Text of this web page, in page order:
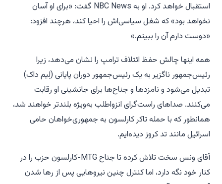
استقبال خواهد کرد. او به NBC News گفت: «برای او آسان
نخواهد بود» که شغل سیاسی‌اش را احیا کند، هرچند افزود:
«دوست دارم آن را ببینم.»
همه اینها چالش حفظ ائتلاف ترامپ را نشان می‌دهد، زیرا
رئیس‌جمهور ناگزیر به یک رئیس‌جمهور دوران پایانی (لِیم داک)
تبدیل می‌شود و نامزدها و جناح‌ها برای جانشینی او رقابت
می‌کنند. صداهای راست‌گرای انزواطلب به‌ویژه بلندتر خواهند شد،
همانطور که با حمله تاکر کارلسون به جمهوری‌خواهان حامی
اسرائیل مانند تد کروز دیده‌ایم.
آقای ونس سخت تلاش کرده تا جناح MTG-کارلسون حزب را در
کنار خود نگه دارد، اما کنترل چنین نیروهایی پس از رها شدن